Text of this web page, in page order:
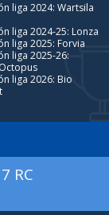
liga 2024: Wartsila
liga 2024-25: Lonza
liga 2025: Forvia
liga 2025-26:
liga 2026: Bio
RC